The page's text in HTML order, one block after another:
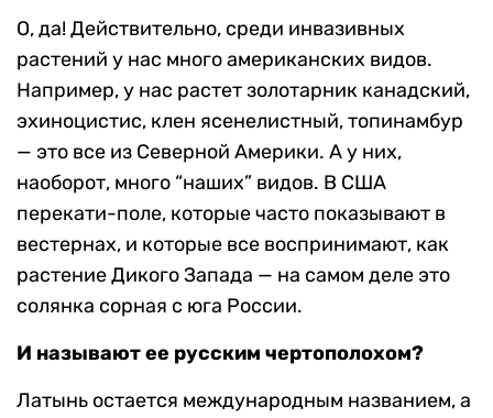
О, да! Действительно, среди инвазивных
растений у нас много американских видов.
Например, у нас растет золотарник канадский,
эхиноцистис, клен ясенелистный, топинамбур
— это все из Северной Америки. А у них,
наоборот, много “наших” видов. В США
перекати-поле, которые часто показывают в
вестернах, и которые все воспринимают, как
растение Дикого Запада — на самом деле это
солянка сорная с юга России.
И называют ее русским чертополохом?
Латынь остается международным названием, а